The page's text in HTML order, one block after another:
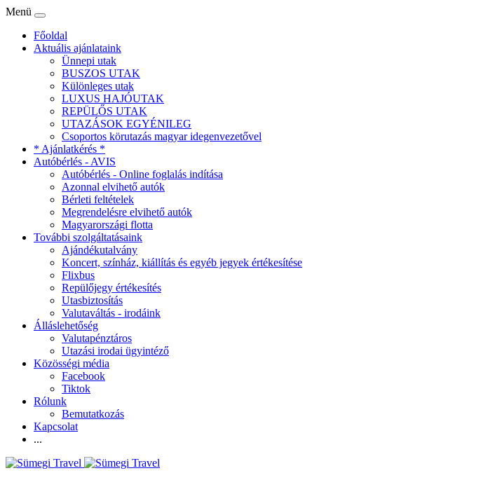
Menü
Főoldal
Aktuális ajánlataink
Ünnepi utak
BUSZOS UTAK
Különleges utak
LUXUS HAJÓUTAK
REPÜLŐS UTAK
UTAZÁSOK EGYÉNILEG
Csoportos körutazás magyar idegenvezetővel
* Ajánlatkérés *
Autóbérlés - AVIS
Autóbérlés - Online foglalás indítása
Azonnal elvihető autók
Bérleti feltételek
Megrendelésre elvihető autók
Magyarországi flotta
További szolgáltatásaink
Ajándékutalvány
Koncert, színház, kiállítás és egyéb jegyek értékesítése
Flixbus
Repülőjegy értékesítés
Utasbiztosítás
Valutaváltás - irodáink
Álláslehetőség
Valutapénztáros
Utazási irodai ügyintéző
Közösségi média
Facebook
Tiktok
Rólunk
Bemutatkozás
Kapcsolat
...